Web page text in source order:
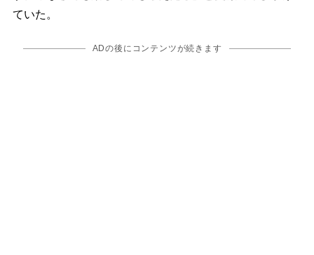
ていた。
ADの後にコンテンツが続きます